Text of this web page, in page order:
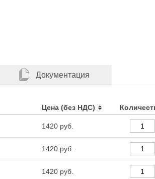
Документация
Цена (без НДС)
1420
1420
1420